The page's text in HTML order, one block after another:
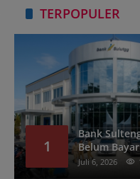
TERPOPULER
1
Bank
Belum
Kredit PNS?
Juli 6, 2026